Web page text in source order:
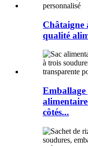
Châtaigne
qualité
Emballage
côtés...